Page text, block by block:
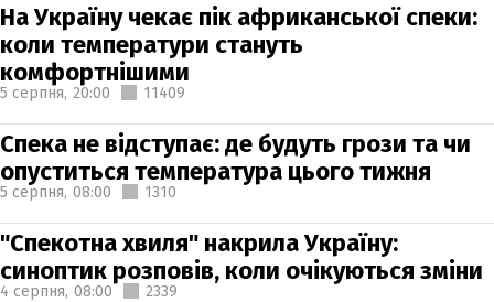
На Україну чекає пік африканської спеки:
коли температури стануть
комфортнішими
5 серпня, 20:00 11409
Спека не відступає: де будуть грози та чи
опуститься температура цього тижня
5 серпня, 08:00 1310
"Спекотна хвиля" накрила Україну:
синоптик розповів, коли очікуються зміни
4 серпня, 08:00 2339